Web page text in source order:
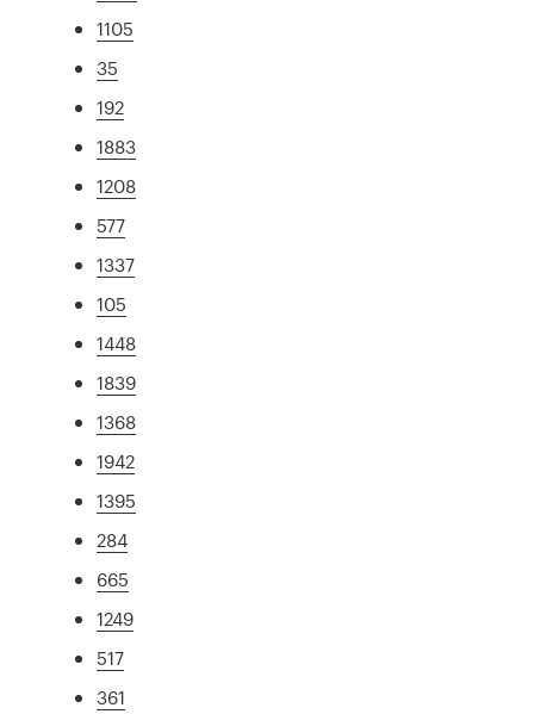
1105
35
192
1883
1208
577
1337
105
1448
1839
1368
1942
1395
284
665
1249
517
361